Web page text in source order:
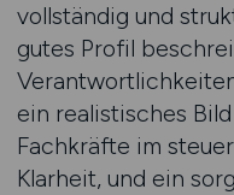
vollständig und
gutes Profil
ein realistisches
Fachkräfte im
Klarheit, und ein